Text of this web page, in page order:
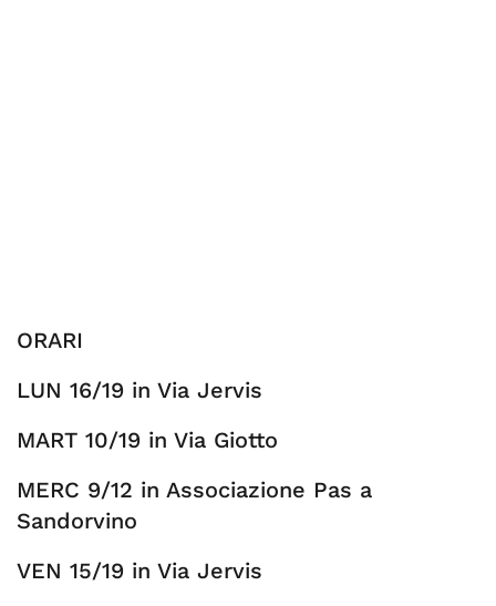
ORARI
LUN 16/19 in Via Jervis
MART 10/19 in Via Giotto
MERC 9/12 in Associazione Pas a
Sandorvino
VEN 15/19 in Via Jervis